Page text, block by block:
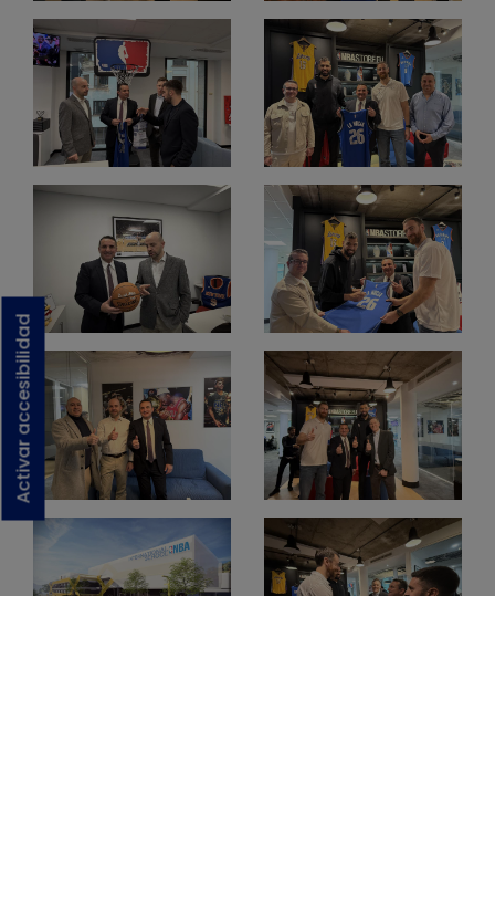
Activar accesibilidad